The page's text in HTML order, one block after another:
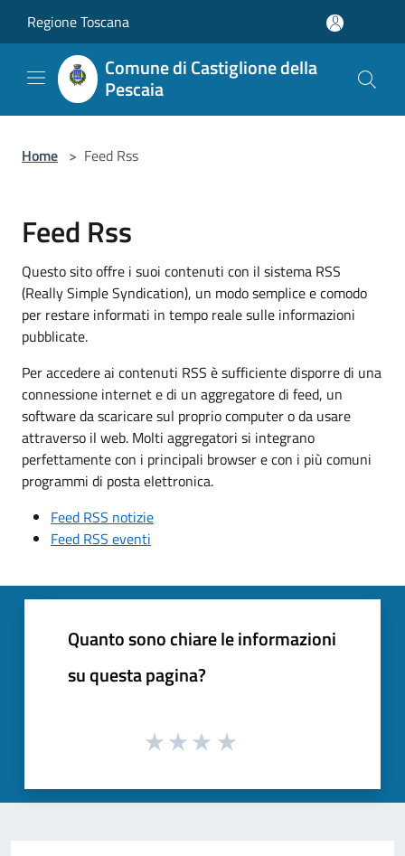
Regione Toscana
Comune di Castiglione della
Pescaia
Home > Feed Rss
Feed Rss
Questo sito offre i suoi contenuti con il sistema RSS
(Really Simple Syndication), un modo semplice e comodo
per restare informati in tempo reale sulle informazioni
pubblicate.
Per accedere ai contenuti RSS è sufficiente disporre di una
connessione internet e di un aggregatore di feed, un
software da scaricare sul proprio computer o da usare
attraverso il web. Molti aggregatori si integrano
perfettamente con i principali browser e con i più comuni
programmi di posta elettronica.
Feed RSS notizie
Feed RSS eventi
Quanto sono chiare le informazioni
su questa pagina?